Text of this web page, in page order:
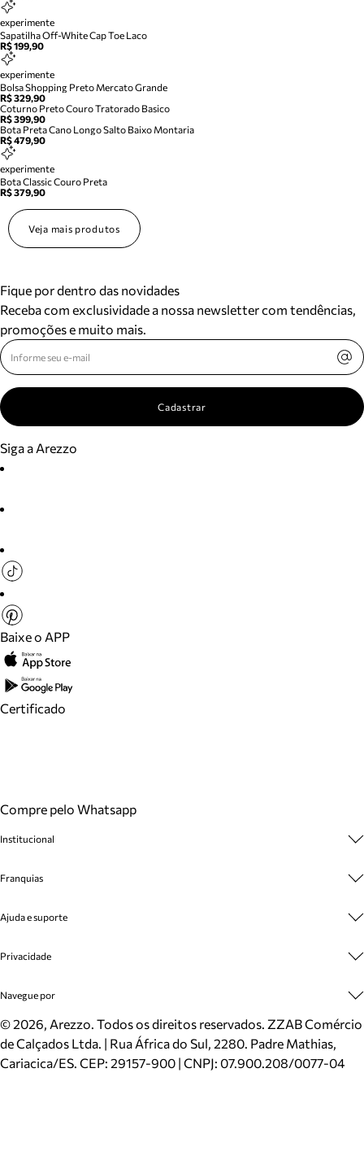
experimente
Sapatilha Off-White Cap Toe Laco
R$ 199,90
experimente
Bolsa Shopping Preto Mercato Grande
R$ 329,90
Coturno Preto Couro Tratorado Basico
R$ 399,90
Bota Preta Cano Longo Salto Baixo Montaria
R$ 479,90
experimente
Bota Classic Couro Preta
R$ 379,90
Veja mais produtos
Fique por dentro das novidades
Receba com exclusividade a nossa newsletter com tendências,
promoções e muito mais.
Cadastrar
Siga a Arezzo
Baixe o APP
Certificado
Compre pelo Whatsapp
Institucional
Cashback
Venda Corporativa
Mapa do Site
Inverno
Mundo Arezzo
Franquias
Plano de Negócio
Ajuda e suporte
Cadastro
Meus Pedidos
Trocas e Devoluções
Cartão Presente
Localizador de lojas
Privacidade
Politica e Privacidade
Navegue por
Sapatos
Bolsas
Scarpins
©2026, Arezzo. Todos os direitos reservados. ZZAB Comércio
de Calçados Ltda. | Rua África do Sul, 2280. Padre Mathias,
Cariacica/ES. CEP: 29157-900 | CNPJ: 07.900.208/0077-04